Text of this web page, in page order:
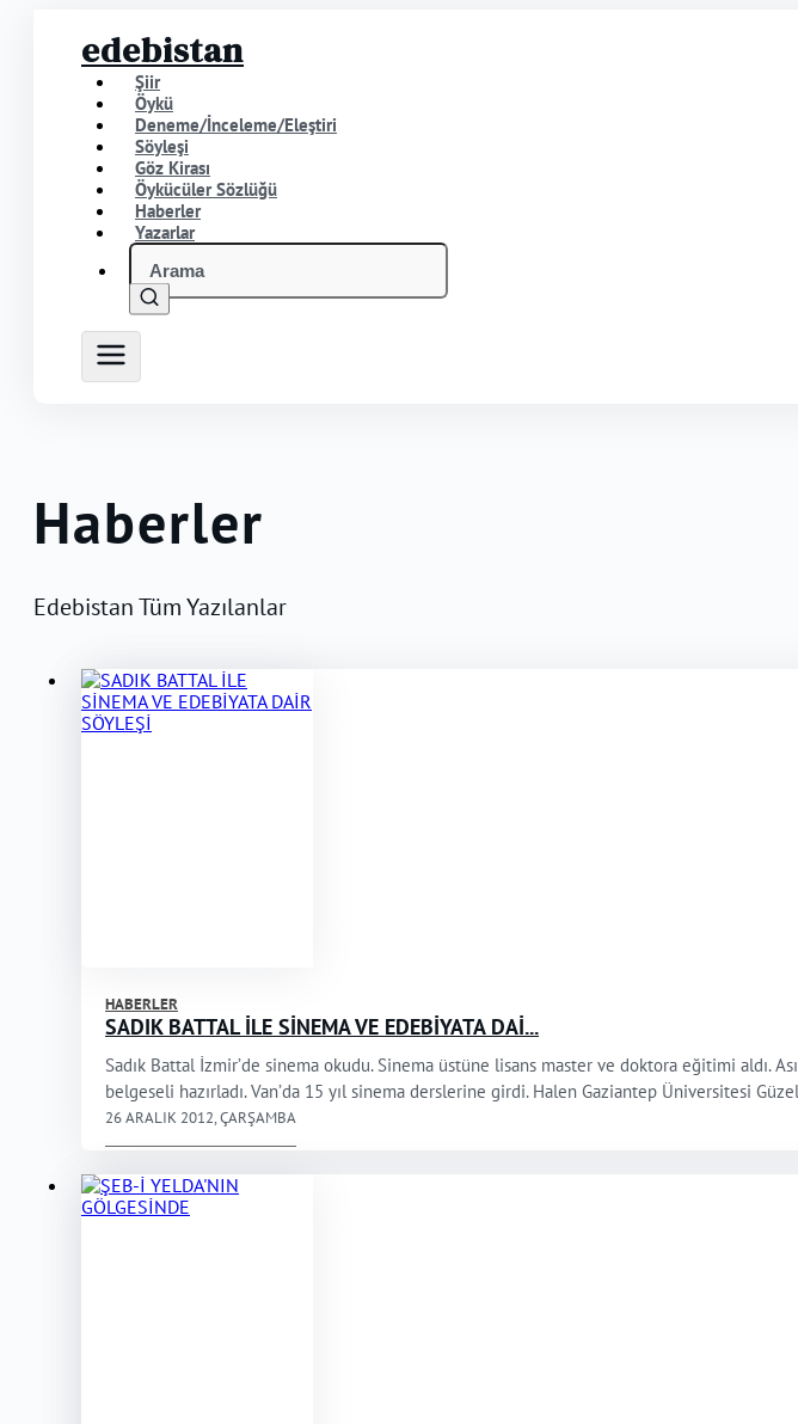
edebistan
Şiir
Öykü
Deneme/İnceleme/Eleştiri
Söyleşi
Göz Kirası
Öykücüler Sözlüğü
Haberler
Yazarlar
Haberler
Edebistan Tüm Yazılanlar
HABERLER
SADIK BATTAL İLE SİNEMA VE EDEBİYATA DAİ...
Sadık Battal İzmir’de sinema okudu. Sinema üstüne lisans master ve doktora eğitimi aldı.
belgeseli hazırladı. Van’da 15 yıl sinema derslerine girdi. Halen Gaziantep Üniversitesi
26 ARALIK 2012, ÇARŞAMBA